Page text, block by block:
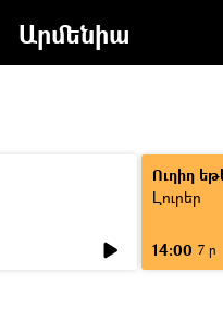
Արմենիա
Ուղիղ
Լուրեր
14:00 7 ր